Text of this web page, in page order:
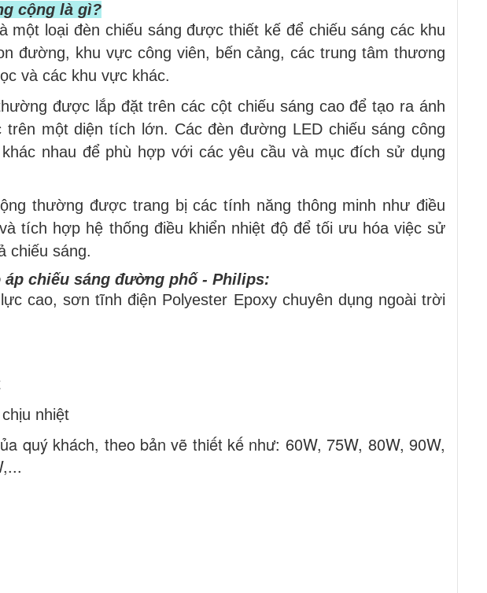
cộng là gì?
một loại đèn chiếu sáng được thiết kế để chiếu sáng các khu
đường, khu vực công viên, bến cảng, các trung tâm thương
và các khu vực khác.
được lắp đặt trên các cột chiếu sáng cao để tạo ra ánh
một diện tích lớn. Các đèn đường LED chiếu sáng công
nhau để phù hợp với các yêu cầu và mục đích sử dụng
thường được trang bị các tính năng thông minh như điều
tích hợp hệ thống điều khiển nhiệt độ để tối ưu hóa việc sử
chiếu sáng.
chiếu sáng đường phố - Philips:
cao, sơn tĩnh điện Polyester Epoxy chuyên dụng ngoài trời
nhiệt
quý khách, theo bản vẽ thiết kế như: 60W, 75W, 80W, 90W,